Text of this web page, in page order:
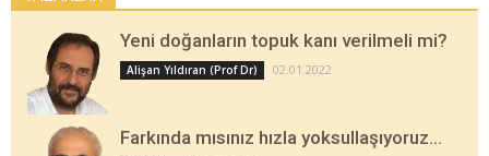
Yeni doğanların topuk kanı verilmeli mi?
Alişan Yıldıran (Prof Dr) 02.01.2022
Farkında mısınız hızla yoksullaşıyoruz…